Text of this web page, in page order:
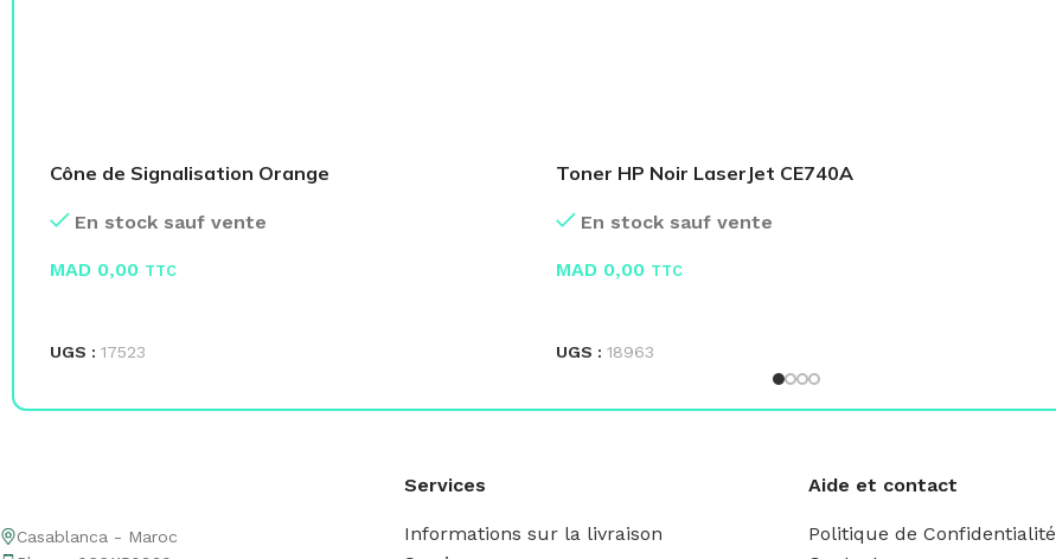
Cône de Signalisation Orange
En stock sauf vente
MAD 0,00 TTC
UGS : 17523
Toner HP Noir LaserJet CE740A
En stock sauf vente
MAD0,00 TTC
UGS : 18963
Casablanca - Maroc
Services
Informations sur la livraison
Aide et contact
Politique de Confidentialité